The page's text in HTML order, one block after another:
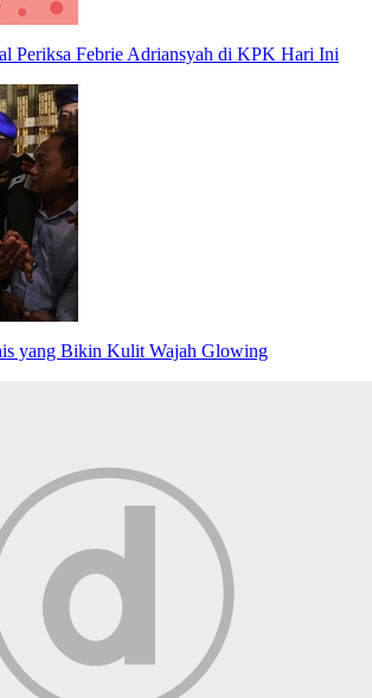
Periksa Febrie Adriansyah di KPK Hari Ini
yang Bikin Kulit Wajah Glowing